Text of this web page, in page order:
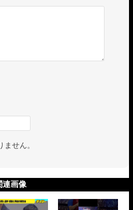
せん。
連画像